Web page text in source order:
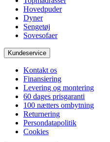
Hovedpuder
Dyner
Sengetøj
Sovesofaer
Kundeservice
Kontakt os
Finansiering
Levering og montering
60 dages prisgaranti
100 nætters ombytning
Returnering
Persondatapolitik
Cookies